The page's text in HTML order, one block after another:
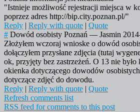
"Istnieje możliwość rejestracji miejsca w
poprzez adres http://bip.city.poznan.pl/"
Reply | Reply with quote | Quote
# Dowód osobisty Poznań — Jasmin
Złożyłem wczoraj wnioske o dowód
dołączyłem przysłane zdjęcia (tutaj
ok, przyjęty bez zastrzeżeń. O 13 nie
okienka dotyczącego dowodów
dotyczące zdjęć do dowodu.
Reply | Reply with quote | Quote
Refresh comments list
RSS feed for comments to this post